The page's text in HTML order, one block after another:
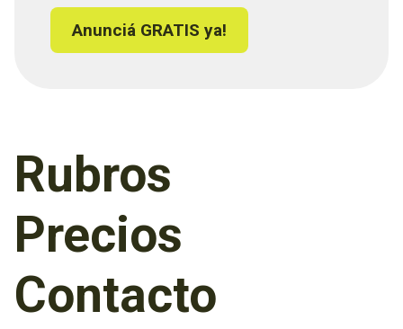
Anunciá GRATIS ya!
Rubros
Precios
Contacto